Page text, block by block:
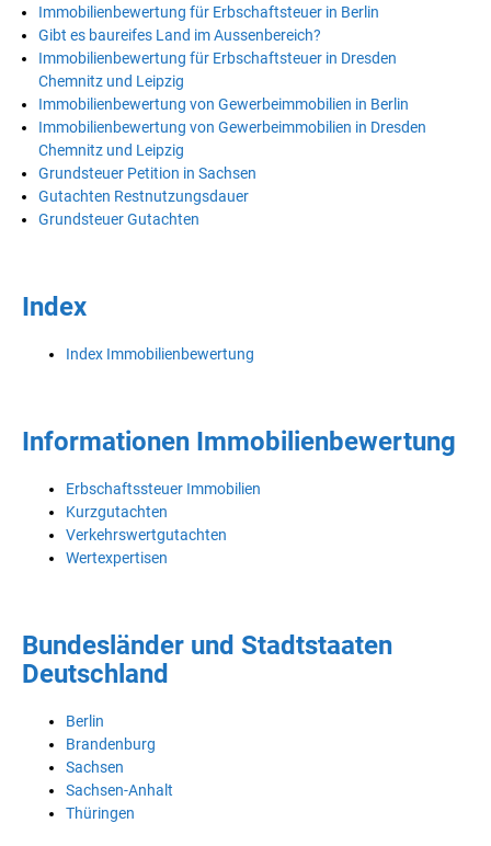
Immobilienbewertung für Erbschaftsteuer in Berlin
Gibt es baureifes Land im Aussenbereich?
Immobilienbewertung für Erbschaftsteuer in Dresden
Chemnitz und Leipzig
Immobilienbewertung von Gewerbeimmobilien in Berlin
Immobilienbewertung von Gewerbeimmobilien in Dresden
Chemnitz und Leipzig
Grundsteuer Petition in Sachsen
Gutachten Restnutzungsdauer
Grundsteuer Gutachten
Index
Index Immobilienbewertung
Informationen Immobilienbewertung
Erbschaftssteuer Immobilien
Kurzgutachten
Verkehrswertgutachten
Wertexpertisen
Bundesländer und Stadtstaaten
Deutschland
Berlin
Brandenburg
Sachsen
Sachsen-Anhalt
Thüringen